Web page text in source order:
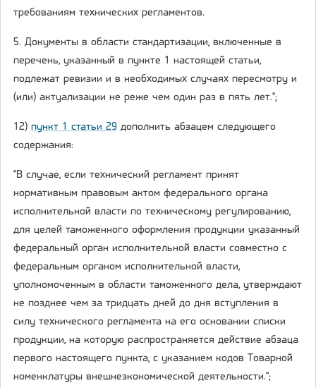
требованиям технических регламентов.
5. Документы в области стандартизации, включенные в
перечень, указанный в пункте 1 настоящей статьи,
подлежат ревизии и в необходимых случаях пересмотру и
(или) актуализации не реже чем один раз в пять лет.";
12) пункт 1 статьи 29 дополнить абзацем следующего
содержания:
"В случае, если технический регламент принят
нормативным правовым актом федерального органа
исполнительной власти по техническому регулированию,
для целей таможенного оформления продукции указанный
федеральный орган исполнительной власти совместно с
федеральным органом исполнительной власти,
уполномоченным в области таможенного дела, утверждают
не позднее чем за тридцать дней до дня вступления в
силу технического регламента на его основании списки
продукции, на которую распространяется действие абзаца
первого настоящего пункта, с указанием кодов Товарной
номенклатуры внешнеэкономической деятельности.";